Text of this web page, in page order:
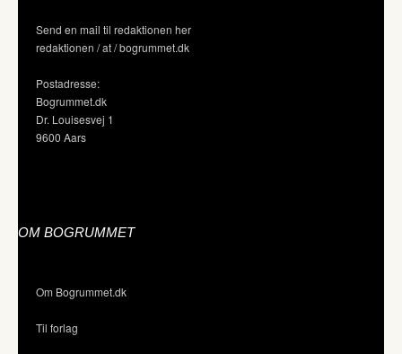
Send en mail til redaktionen her
redaktionen / at / bogrummet.dk
Postadresse:
Bogrummet.dk
Dr. Louisesvej 1
9600 Aars
OM BOGRUMMET
Om Bogrummet.dk
Til forlag